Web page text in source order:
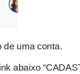
de uma conta.
abaixo